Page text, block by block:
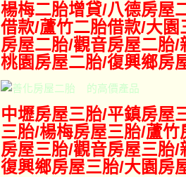
楊梅二胎增貸/八德房屋
借款/蘆竹二胎借款/大
房屋二胎/觀音房屋二胎
桃園房屋二胎/復興鄉房
的高價產品
中壢房屋三胎/平鎮房屋
三胎/楊梅房屋三胎/蘆竹
房屋三胎/觀音房屋三胎/
復興鄉房屋三胎/大園 房